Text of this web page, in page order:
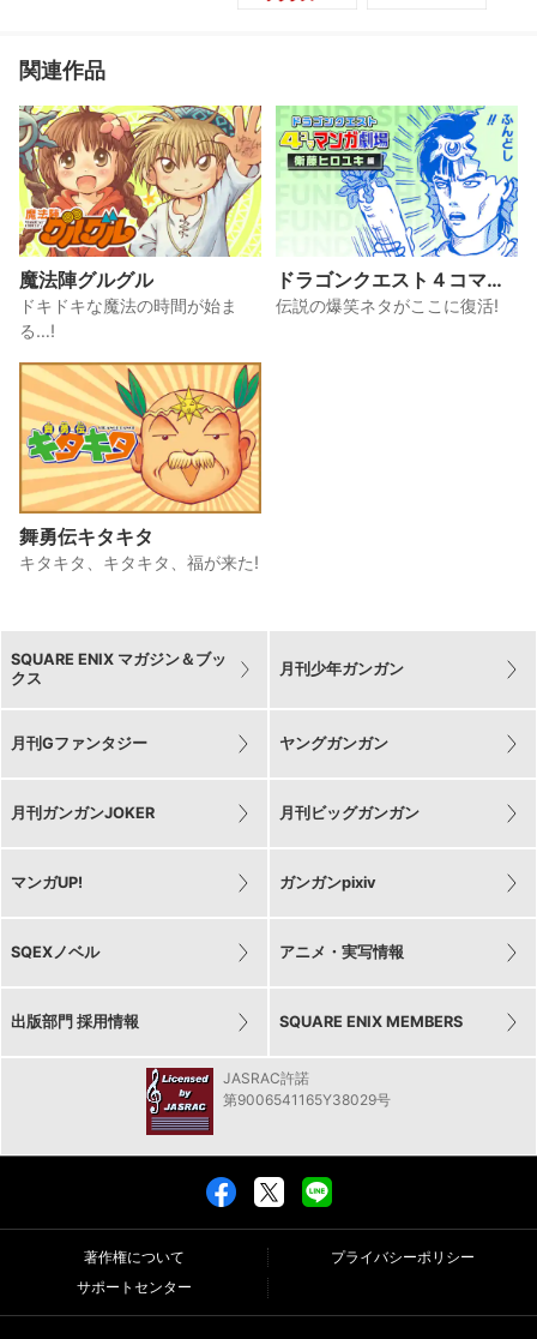
届けする超豪華本です!!
関連作品
魔法陣グルグル
ドキドキな魔法の時間が始ま
る…!
ドラゴンクエスト４コママ
ンガ劇場 衛藤ヒロユキ編
伝説の爆笑ネタがここに復活!
舞勇伝キタキタ
キタキタ、キタキタ、福が来た!
SQUARE ENIX マガジン＆ブッ
クス
月刊少年ガンガン
月刊Gファンタジー ヤングガンガン
月刊ガンガンJOKER 月刊ビッグガンガン
マンガUP! ガンガンpixiv
SQEXノベル アニメ・実写情報
出版部門 採用情報 SQUARE ENIX MEMBERS
JASRAC許諾
第9006541165Y38029号
著作権について
プライバシーポリシー
サポートセンター